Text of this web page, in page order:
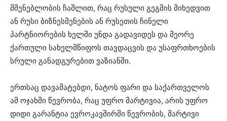
მშენებლობის ჩაშლით, რაც რუსული გეგმის მიხედვით
ან რუსი ბიზნესმენების ან რუსეთის ჩინელი
პარტნიორების ხელში უნდა გადავიდეს და მეორე
ქართული სახელმწიფოს თავდაცვის და უსაფრთხოების
სრული განადგურებით ვაზიანში.
ერთსაც დავამატებდი, ნატოს ფარი და საქართველოს
ამ ოჯახში წევრობა, რაც უფრო მარტივია, არის უფრო
დიდი გარანტია ევროკავშირში წევრობის, მარტივი